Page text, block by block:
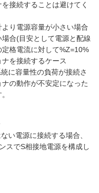
接続することは避けてく
り電源容量が小さい場合
合(目安として電源と配線
格電流に対して%Z=10%
を接続するケース
に容量性の負荷が接続さ
の動作が不安定になった
い電源に接続する場合、
スでS相接地電源を構成し